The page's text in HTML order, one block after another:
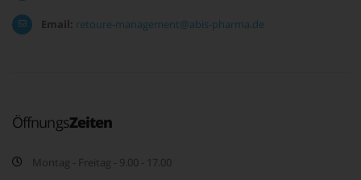
Email: retoure-management@abis-pharma.de
ÖffnungsZeiten
Montag - Freitag - 9.00 - 17.00